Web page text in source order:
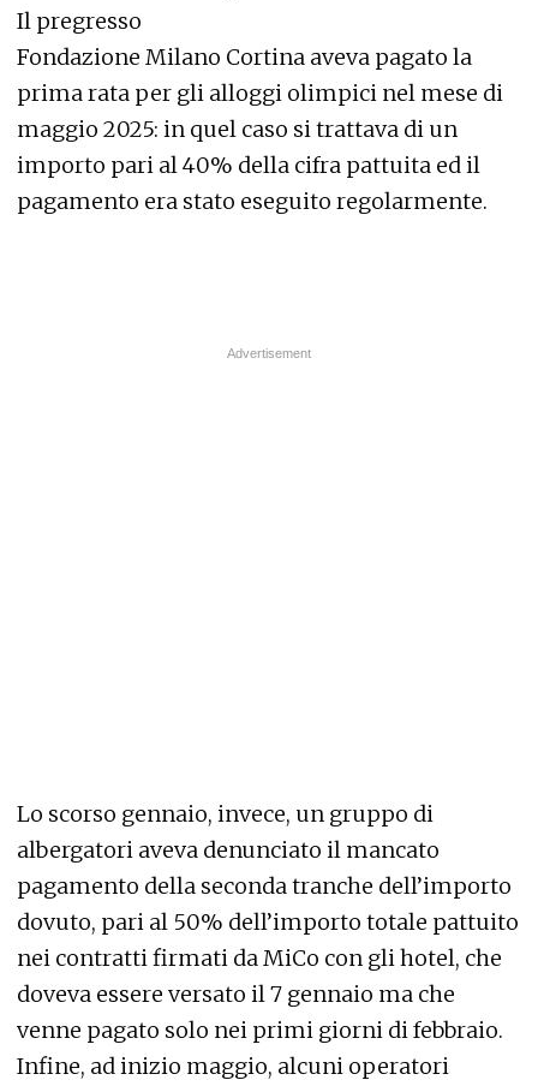
Il pregresso
Fondazione Milano Cortina aveva pagato la
prima rata per gli alloggi olimpici nel mese di
maggio 2025: in quel caso si trattava di un
importo pari al 40% della cifra pattuita ed il
pagamento era stato eseguito regolarmente.
Lo scorso gennaio, invece, un gruppo di
albergatori aveva denunciato il mancato
pagamento della seconda tranche dell’importo
dovuto, pari al 50% dell’importo totale pattuito
nei contratti firmati da MiCo con gli hotel, che
doveva essere versato il 7 gennaio ma che
venne pagato solo nei primi giorni di febbraio.
Infine, ad inizio maggio, alcuni operatori